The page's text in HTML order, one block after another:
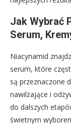
Jak Wybrać
Serum,
Niacynamid
serum, które
są przeznaczone
nawilżające i
do dalszych
świetnym